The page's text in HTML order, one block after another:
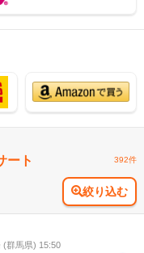
ート 392件
絞り込む
(群馬県) 15:50